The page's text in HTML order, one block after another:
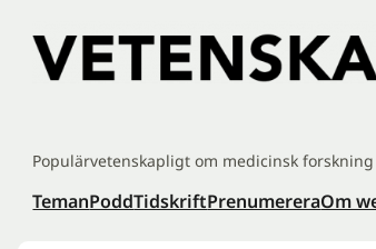
innehåll
Populärvetenskapligt om medicinsk forskning
TemanPoddTidskriftPrenumereraOm